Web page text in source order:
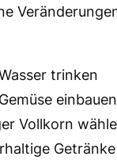
trinken
einbauen
Vollkorn